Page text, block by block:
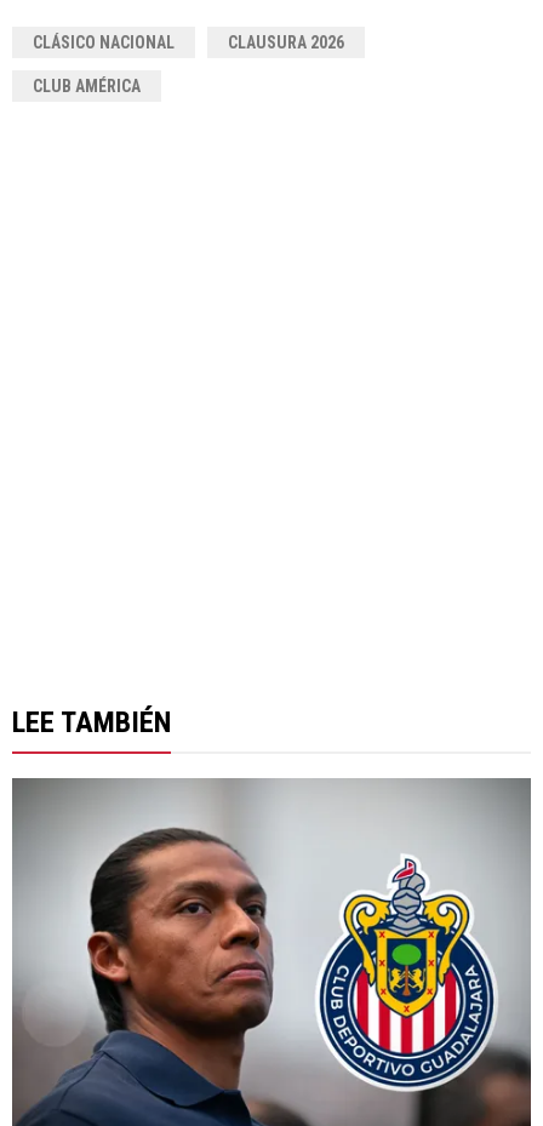
CLÁSICO NACIONAL CLAUSURA 2026
CLUB AMÉRICA
LEE TAMBIÉN